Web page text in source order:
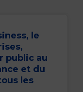
le
public au
et du
les